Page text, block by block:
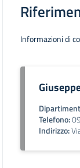
Informazioni di
Telefono:
Indirizzo: